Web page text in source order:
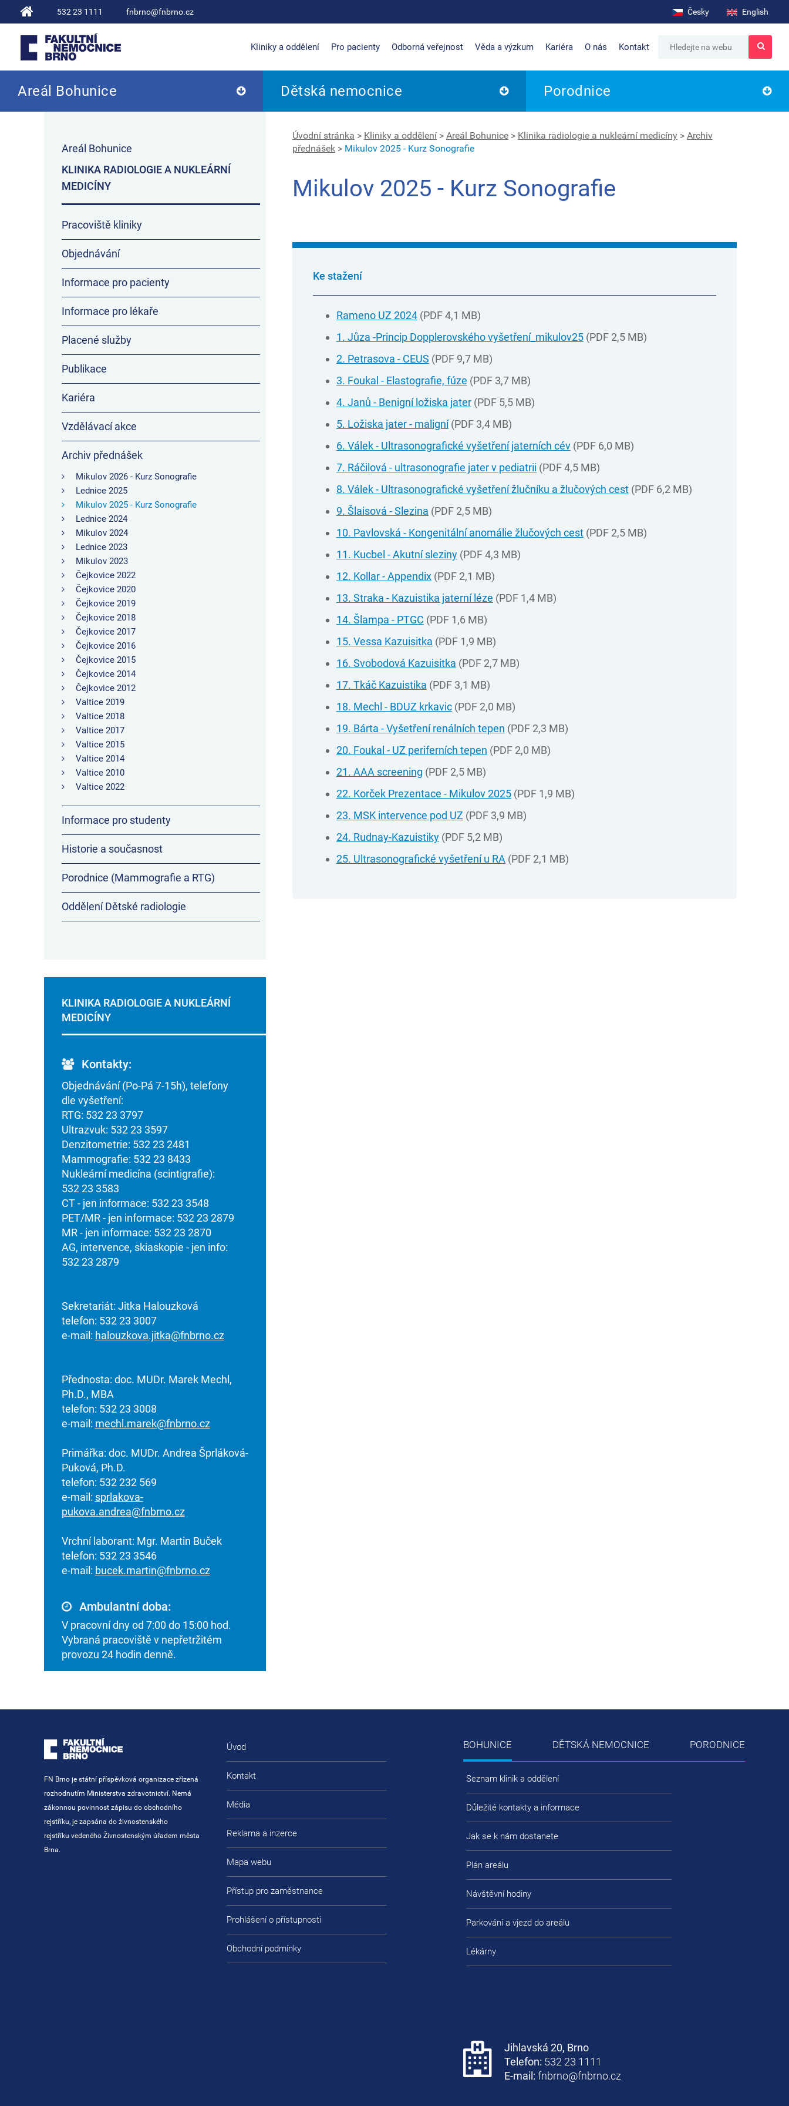
532 23 1111 fnbrno@fnbrno.cz Česky English
Fakultní nemocnice Brno
Kliniky a oddělení Pro pacienty Odborná veřejnost Věda a výzkum Kariéra O nás Kontakt
Areál Bohunice Dětská nemocnice Porodnice
Úvodní stránka > Kliniky a oddělení> Areál Bohunice> Klinika radiologie a nukleární medicíny> Archiv
přednášek> Mikulov 2025 - Kurz Sonografie
Mikulov 2025 - Kurz Sonografie
Ke stažení
Rameno UZ 2024 (PDF 4,1 MB)
1. Jůza -Princip Dopplerovského vyšetření_mikulov25 (PDF 2,5 MB)
2. Petrasova - CEUS (PDF 9,7 MB)
3. Foukal - Elastografie, fúze (PDF 3,7 MB)
4. Janů - Benigní ložiska jater (PDF 5,5 MB)
5. Ložiska jater - maligní (PDF 3,4 MB)
6. Válek - Ultrasonografické vyšetření jaterních cév (PDF 6,0 MB)
7. Ráčilová - ultrasonografie jater v pediatrii (PDF 4,5 MB)
8. Válek - Ultrasonografické vyšetření žlučníku a žlučových cest (PDF 6,2 MB)
9. Šlaisová - Slezina (PDF 2,5 MB)
10. Pavlovská - Kongenitální anomálie žlučových cest (PDF 2,5 MB)
11. Kucbel - Akutní sleziny (PDF 4,3 MB)
12. Kollar - Appendix (PDF 2,1 MB)
13. Straka - Kazuistika jaterní léze (PDF 1,4 MB)
14. Šlampa - PTGC (PDF 1,6 MB)
15. Vessa Kazuisitka (PDF 1,9 MB)
16. Svobodová Kazuisitka (PDF 2,7 MB)
17. Tkáč Kazuistika (PDF 3,1 MB)
18. Mechl - BDUZ krkavic (PDF 2,0 MB)
19. Bárta - Vyšetření renálních tepen (PDF 2,3 MB)
20. Foukal - UZ periferních tepen (PDF 2,0 MB)
21. AAA screening (PDF 2,5 MB)
22. Korček Prezentace - Mikulov 2025 (PDF 1,9 MB)
23. MSK intervence pod UZ (PDF 3,9 MB)
24. Rudnay-Kazuistiky (PDF 5,2 MB)
25. Ultrasonografické vyšetření u RA (PDF 2,1 MB)
Areál Bohunice
KLINIKA RADIOLOGIE A NUKLEÁRNÍ
MEDICÍNY
Pracoviště kliniky
Objednávání
Informace pro pacienty
Informace pro lékaře
Placené služby
Publikace
Kariéra
Vzdělávací akce
Archiv přednášek
Mikulov 2026 - Kurz Sonografie
Lednice 2025
Mikulov 2025 - Kurz Sonografie
Lednice 2024
Mikulov 2024
Lednice 2023
Mikulov 2023
Čejkovice 2022
Čejkovice 2020
Čejkovice 2019
Čejkovice 2018
Čejkovice 2017
Čejkovice 2016
Čejkovice 2015
Čejkovice 2014
Čejkovice 2012
Valtice 2019
Valtice 2018
Valtice 2017
Valtice 2015
Valtice 2014
Valtice 2010
Valtice 2022
Informace pro studenty
Historie a současnost
Porodnice (Mammografie a RTG)
Oddělení Dětské radiologie
KLINIKA RADIOLOGIE A NUKLEÁRNÍ
MEDICÍNY
Kontakty:
Objednávání (Po-Pá 7-15h), telefony
dle vyšetření:
RTG: 532 23 3797
Ultrazvuk: 532 23 3597
Denzitometrie: 532 23 2481
Mammografie: 532 23 8433
Nukleární medicína (scintigrafie):
532 23 3583
CT - jen informace: 532 23 3548
PET/MR - jen informace: 532 23 2879
MR - jen informace: 532 23 2870
AG, intervence, skiaskopie - jen info:
532 23 2879
Sekretariát: Jitka Halouzková
telefon: 532 23 3007
e-mail: halouzkova.jitka@fnbrno.cz
Přednosta: doc. MUDr. Marek Mechl,
Ph.D., MBA
telefon: 532 23 3008
e-mail: mechl.marek@fnbrno.cz
Primářka: doc. MUDr. Andrea Šprláková-
Puková, Ph.D.
telefon: 532 232 569
e-mail: sprlakova-
pukova.andrea@fnbrno.cz
Vrchní laborant: Mgr. Martin Buček
telefon: 532 23 3546
e-mail: bucek.martin@fnbrno.cz
Ambulantní doba:
V pracovní dny od 7:00 do 15:00 hod.
Vybraná pracoviště v nepřetržitém
provozu 24 hodin denně.
FN Brno je státní příspěvková organizace zřízená
rozhodnutím Ministerstva zdravotnictví. Nemá
zákonnou povinnost zápisu do obchodního
rejstříku, je zapsána do živnostenského
rejstříku vedeného Živnostenským úřadem města
Brna.
Úvod
Kontakt
Média
Reklama a inzerce
Mapa webu
Přístup pro zaměstnance
Prohlášení o přístupnosti
Obchodní podmínky
BOHUNICE DĚTSKÁ NEMOCNICE PORODNICE
Seznam klinik a oddělení
Důležité kontakty a informace
Jak se k nám dostanete
Plán areálu
Návštěvní hodiny
Parkování a vjezd do areálu
Lékárny
Jihlavská 20, Brno
Telefon: 532 23 1111
E-mail:fnbrno@fnbrno.cz